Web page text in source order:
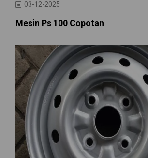
03-12-2025
Mesin Ps 100 Copotan